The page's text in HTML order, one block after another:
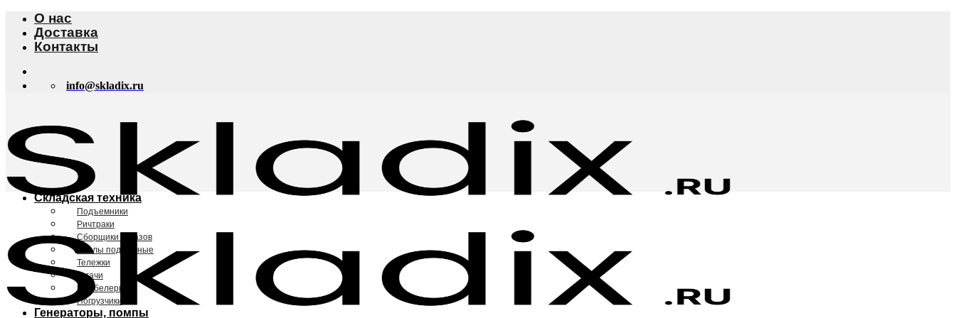
Skip
content
О нас
Доставка
Контакты
info@skladix.ru
Складская техника
Подъемники
Ричтраки
Сборщики заказов
Столы подъемные
Тележки
Тягачи
Штабелеры
Погрузчики
Генераторы, помпы